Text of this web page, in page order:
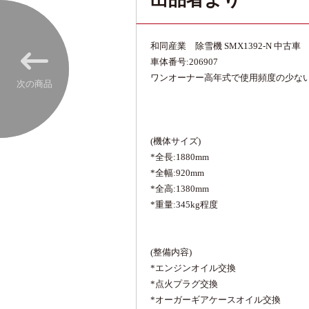
次の商品
和同産業 除雪機 SMX1392-N 中古車
車体番号:206907
ワンオーナー高年式で使用頻度の少な
(機体サイズ)
*全長:1880mm
*全幅:920mm
*全高:1380mm
*重量:345kg程度
(整備内容)
*エンジンオイル交換
*点火プラグ交換
*オーガーギアケースオイル交換